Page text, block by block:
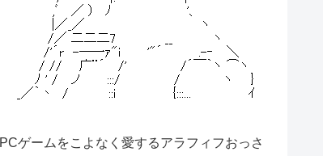
PCゲームをこよなく愛するアラフィフおっさ